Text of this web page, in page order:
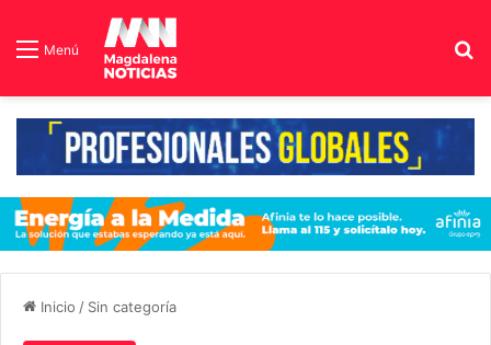
Menú
Inicio / Sin categoría